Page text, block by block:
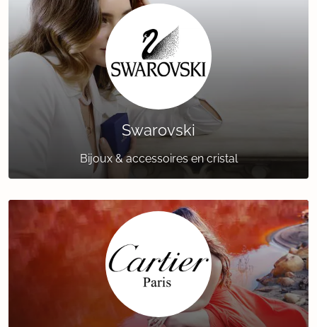
Swarovski
Bijoux & accessoires en cristal